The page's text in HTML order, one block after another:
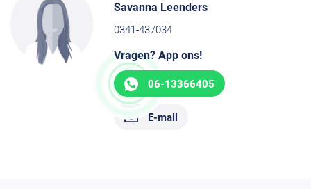
Savanna Leenders
0341-437034
Vragen? App ons!
06-13366405
E-mail